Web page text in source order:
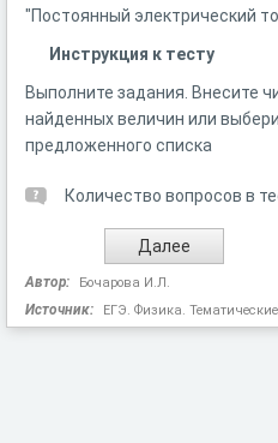
"Постоянный электрический
Инструкция к тесту
Выполните задания. Внесите
найденных величин или
предложенного списка
Количество вопросов в
Автор: Бочарова И.Л.
Источник: ЕГЭ. Физика.